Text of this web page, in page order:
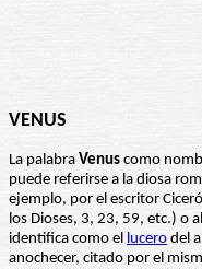
VENUS
La palabra Venus como
puede referirse a la diosa
ejemplo, por el escritor
los Dioses, 3, 23, 59, etc.) o
identifica como el lucero del
anochecer, citado por el